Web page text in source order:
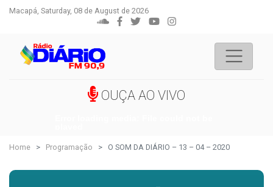
Macapá, Saturday, 08 de August de 2026
OUÇA AO VIVO
Home Programação O SOM DA DIÁRIO – 13 – 04 – 2020